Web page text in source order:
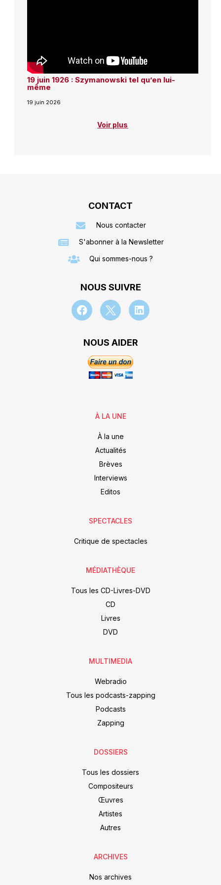
19 juin 1926 : Szymanowski tel qu’en lui-
même
19 juin 2026
Voir plus
CONTACT
Nous contacter
S'abonner à la Newsletter
Qui sommes-nous ?
NOUS SUIVRE
NOUS AIDER
À LA UNE
À la une
Actualités
Brèves
Interviews
Editos
SPECTACLES
Critique de spectacles
MÉDIATHÈQUE
Tous les CD-Livres-DVD
CD
Livres
DVD
MULTIMEDIA
Webradio
Tous les podcasts-zapping
Podcasts
Zapping
DOSSIERS
Tous les dossiers
Compositeurs
Œuvres
Artistes
Autres
ARCHIVES
Nos archives